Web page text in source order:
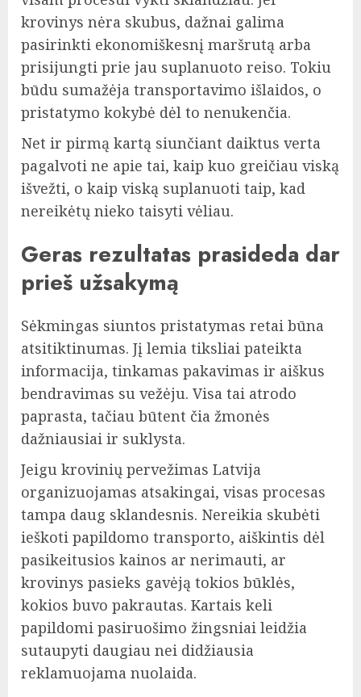
krovinys nėra skubus, dažnai galima
pasirinkti ekonomiškesnį maršrutą arba
prisijungti prie jau suplanuoto reiso. Tokiu
būdu sumažėja transportavimo išlaidos, o
pristatymo kokybė dėl to nenukenčia.
Net ir pirmą kartą siunčiant daiktus verta
pagalvoti ne apie tai, kaip kuo greičiau viską
išvežti, o kaip viską suplanuoti taip, kad
nereikėtų nieko taisyti vėliau.
Geras rezultatas prasideda dar
prieš užsakymą
Sėkmingas siuntos pristatymas retai būna
atsitiktinumas. Jį lemia tiksliai pateikta
informacija, tinkamas pakavimas ir aiškus
bendravimas su vežėju. Visa tai atrodo
paprasta, tačiau būtent čia žmonės
dažniausiai ir suklysta.
Jeigu krovinių pervežimas Latvija
organizuojamas atsakingai, visas procesas
tampa daug sklandesnis. Nereikia skubėti
ieškoti papildomo transporto, aiškintis dėl
pasikeitusios kainos ar nerimauti, ar
krovinys pasieks gavėją tokios būklės,
kokios buvo pakrautas. Kartais keli
papildomi pasiruošimo žingsniai leidžia
sutaupyti daugiau nei didžiausia
reklamuojama nuolaida.